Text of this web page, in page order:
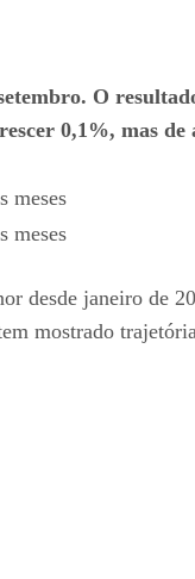
O
0,1%, mas
desde janeiro de
mostrado